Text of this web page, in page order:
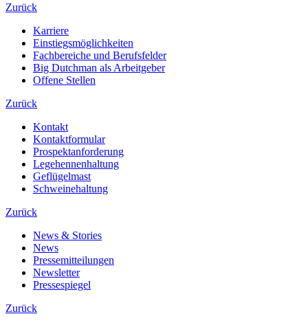
Zurück
Karriere
Einstiegsmöglichkeiten
Fachbereiche und Berufsfelder
Big Dutchman als Arbeitgeber
Offene Stellen
Zurück
Kontakt
Kontaktformular
Prospektanforderung
Legehennenhaltung
Geflügelmast
Schweinehaltung
Zurück
News & Stories
News
Pressemitteilungen
Newsletter
Pressespiegel
Zurück